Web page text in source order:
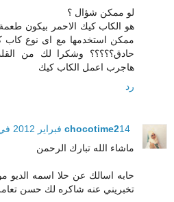
لو ممكن شؤال ؟
هو الكاب كيك الاحمر بيكون
ممكن استخدمها مع اى نوع كاب
حادق؟؟؟؟؟ وشكرا لك من
هاجرب اعمل الكاب كيك
رد
chocotime214 فبراير 2012 في 8:55 ص
ماشاء الله تبارك الرحمن
حابه اسالك عن حلا اسمه الديو مو
تخبريني عنه شاكره لك حسن